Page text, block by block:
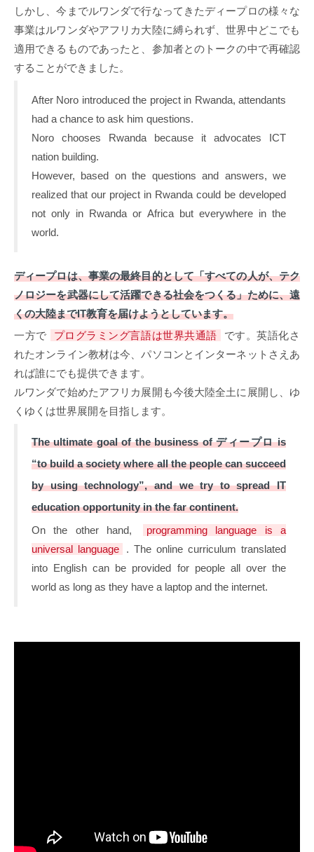
しかし、今までルワンダで行なってきたディープロの様々な
事業はルワンダやアフリカ大陸に縛られず、世界中どこでも
適用できるものであったと、参加者とのトークの中で再確認
することができました。
After Noro introduced the project in Rwanda, attendants
had a chance to ask him questions.
Noro chooses Rwanda because it advocates ICT
nation building.
However, based on the questions and answers, we
realized that our project in Rwanda could be developed
not only in Rwanda or Africa but everywhere in the
world.
ディープロは、事業の最終目的として「すべての人が、テク
ノロジーを武器にして活躍できる社会をつくる」ために、遠
くの大陸までIT教育を届けようとしています。
一方で
プログラミング言語は世界共通語
です。英語化さ
れたオンライン教材は今、パソコンとインターネットさえあ
れば誰にでも提供できます。
ルワンダで始めたアフリカ展開も今後大陸全土に展開し、ゆ
くゆくは世界展開を目指します。
The ultimate goal of the business of ディープロ is
“to build a society where all the people can succeed
by using technology”, and we try to spread IT
education opportunity in the far continent.
On the other hand,
programming language is a
universal language
. The online curriculum translated
into English can be provided for people all over the
world as long as they have a laptop and the internet.